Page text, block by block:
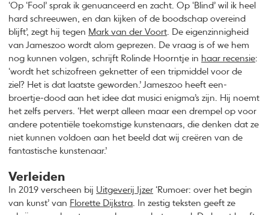
‘Op ‘Fool’ sprak ik genuanceerd en zacht. Op ‘Blind’ wil ik heel
hard schreeuwen, en dan kijken of de boodschap overeind
blijft’, zegt hij tegen Mark van der Voort . De eigenzinnigheid
van Jameszoo wordt alom geprezen. De vraag is of we hem
nog kunnen volgen, schrijft Rolinde Hoorntje in haar recensie:
‘wordt het schizofreen geknetter of een tripmiddel voor de
ziel? Het is dat laatste geworden.’ Jameszoo heeft een-
broertje-dood aan het idee dat musici enigma’s zijn. Hij noemt
het zelfs pervers. ‘Het werpt alleen maar een drempel op voor
andere potentiële toekomstige kunstenaars, die denken dat ze
niet kunnen voldoen aan het beeld dat wij creëren van de
fantastische kunstenaar.’
Verleiden
In 2019 verscheen bij Uitgeverij Ijzer ‘Rumoer: over het begin
van kunst’ van Florette Dijkstra. In zestig teksten geeft ze